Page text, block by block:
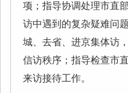
项；指导协调处理市直
访中遇到的复杂疑难问
城、去省、进京集体访
信访秩序；指导检查市
来访接待工作。